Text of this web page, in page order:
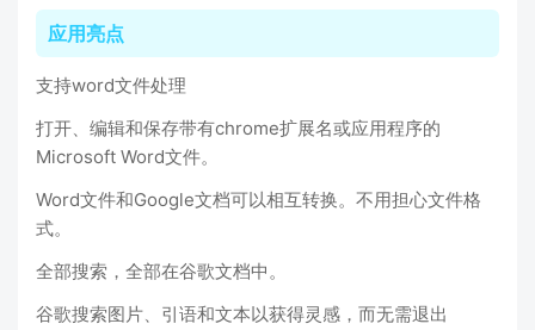
应用亮点
支持word文件处理
打开、编辑和保存带有chrome扩展名或应用程序的
Microsoft Word文件。
Word文件和Google文档可以相互转换。不用担心文件格
式。
全部搜索，全部在谷歌文档中。
谷歌搜索图片、引语和文本以获得灵感，而无需退出